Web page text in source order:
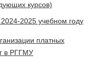
курсов)
2025 учебном году
платных
в РГГМУ